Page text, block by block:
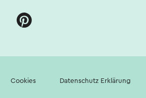
Cookies Datenschutz Erklärung